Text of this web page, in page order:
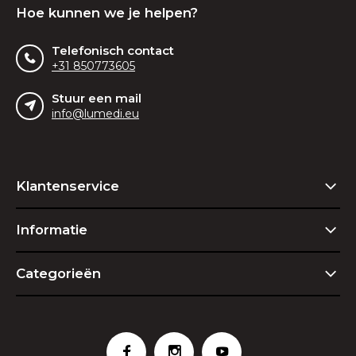
Hoe kunnen we je helpen?
Telefonisch contact
+31 850773605
Stuur een mail
info@lumedi.eu
Klantenservice
Informatie
Categorieën